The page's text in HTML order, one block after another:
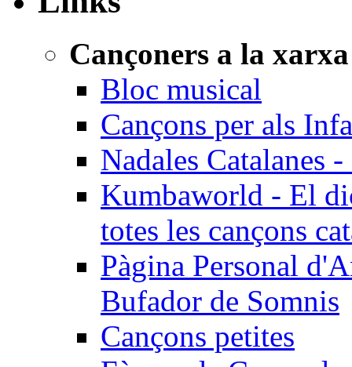
Cançoners a la xarxa
Bloc musical
Cançons per als
Nadales Catalanes
Kumbaworld - El
totes les cançons
Pàgina Personal
Bufador de Somnis
Cançons petites